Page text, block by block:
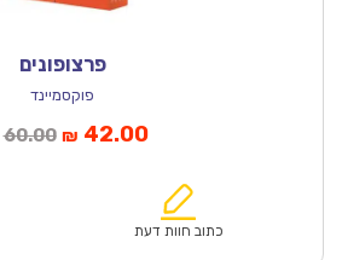
פרצופונים
פוקסמיינד
60.00המחיר
₪60.00.
₪ 42.00המחיר
הוא:
כתוב חוות דעת